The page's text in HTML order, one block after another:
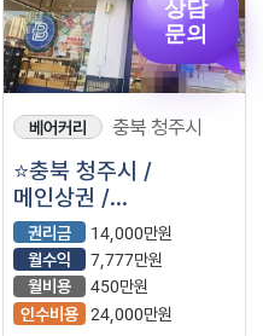
베어커리 충북 청주시
⭐️충북 청주시 /
메인상권 /
유동인구많은곳 /
안정적인 브랜드 / ＂
파리바게뜨＂⭐️
권리금
14,000만원
월수익
7,777만원
월비용
450만원
인수비용 24,000만원
상담
문의